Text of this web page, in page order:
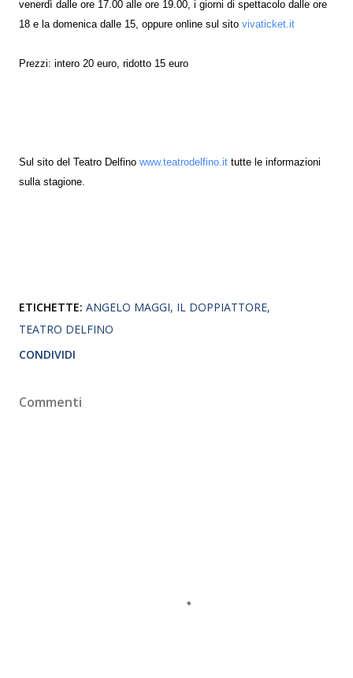
venerdì dalle ore 17.00 alle ore 19.00, i giorni di spettacolo dalle ore
18 e la domenica dalle 15, oppure online sul sito vivaticket.it
Prezzi: intero 20 euro, ridotto 15 euro
Sul sito del Teatro Delfino www.teatrodelfino.it tutte le informazioni
sulla stagione.
ETICHETTE: ANGELO MAGGI IL DOPPIATTORE
TEATRO DELFINO
CONDIVIDI
Commenti